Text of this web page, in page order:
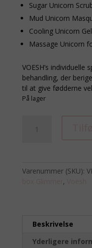
Sugar Unicorn
Mud Unicorn
Cooling Unicorn
Massage Unicorn
VOESH’s
behandling, der
til at give fødderne
På lager
Unicorn
Varenummer (SKU):
,
Beskrivelse
Yderligere